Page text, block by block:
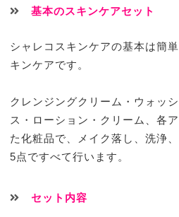
基本のスキンケアセット
シャレコスキンケアの基本は簡
キンケアです。
クレンジングクリーム・ウォッ
ス・ローション・クリーム、各
た化粧品で、メイク落し、洗浄
5点ですべて行います。
セット内容